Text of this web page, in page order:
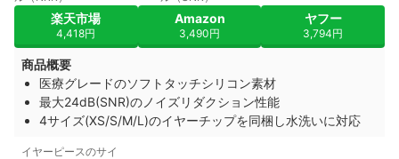
楽天市場
4,418円
Amazon
3,490円
ヤフー
3,794円
商品概要
医療グレードのソフトタッチシリコン素材
最大24dB(SNR)のノイズリダクション性能
4サイズ(XS/S/M/L)のイヤーチップを同梱し水洗いに対応
イヤーピースのサイ